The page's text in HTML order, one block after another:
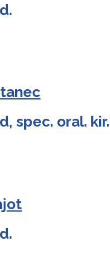
spec. oral. kir.